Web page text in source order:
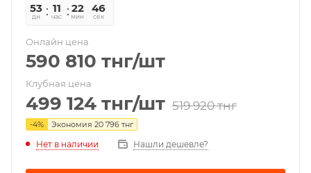
53
дн
11
час
22
мин
46
сек
Онлайн цена
590 810 тнг/шт
Клубная цена
499 124 тнг/шт 519 920тнг
-4% Экономия 20 796 тнг
Нет в наличии Нашли дешевле?